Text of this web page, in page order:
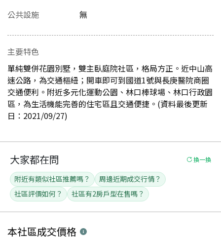
公共設施
無
主要特色
單純雙併花園別墅，雙主臥庭院社區，格局方正。近中山高
速公路，為交通樞紐；開車即可到國道1號與長庚醫院商圈
交通便利。附近多元化運動公園、林口棒球場、林口行政園
區，為生活機能完善的住宅區且交通便捷。(資料最後更新
日：2021/09/27)
大家都在問 換一換
附近有類似社區推薦嗎？
周邊近期成交行情？
社區評價如何？
社區有2房戶型在售嗎？
本社區成交價格